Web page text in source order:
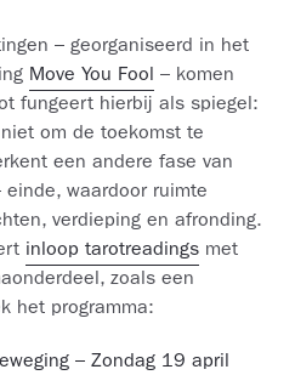
– georganiseerd in het
Move You Fool – komen
fungeert hierbij als spiegel:
om de toekomst te
een andere fase van
waardoor ruimte
verdieping en afronding.
inloop tarotreadings met
zoals een
het programma:
– Zondag 19 april